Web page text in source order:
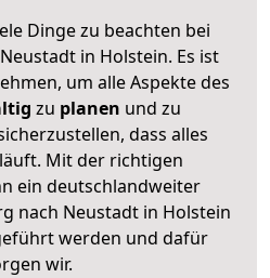
Dinge zu beachten bei
in Holstein. Es ist
um alle Aspekte des
zu planen und zu
dass alles
Mit der richtigen
ein deutschlandweiter
nach Neustadt in Holstein
werden und dafür
wir.